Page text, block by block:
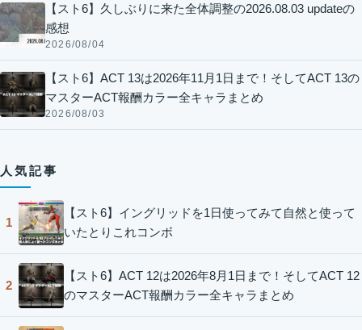
【スト6】久しぶりに来た全体調整の2026.08.03 updateの
感想
2026/08/04
【スト6】ACT 13は2026年11月1日まで！そしてACT 13の
マスターACT報酬カラー全キャラまとめ
2026/08/03
人気記事
1
【スト6】イングリッドを1日使ってみて自然と使って
いたとりこれコンボ
2
【スト6】ACT 12は2026年8月1日まで！そしてACT 12
のマスターACT報酬カラー全キャラまとめ